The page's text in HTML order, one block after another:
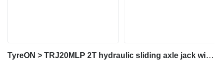
TyreON > TRJ20MLP 2T hydraulic sliding axle jack with hand pump - low p